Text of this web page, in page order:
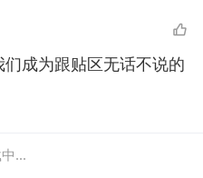
成为跟贴区无话不说的
...